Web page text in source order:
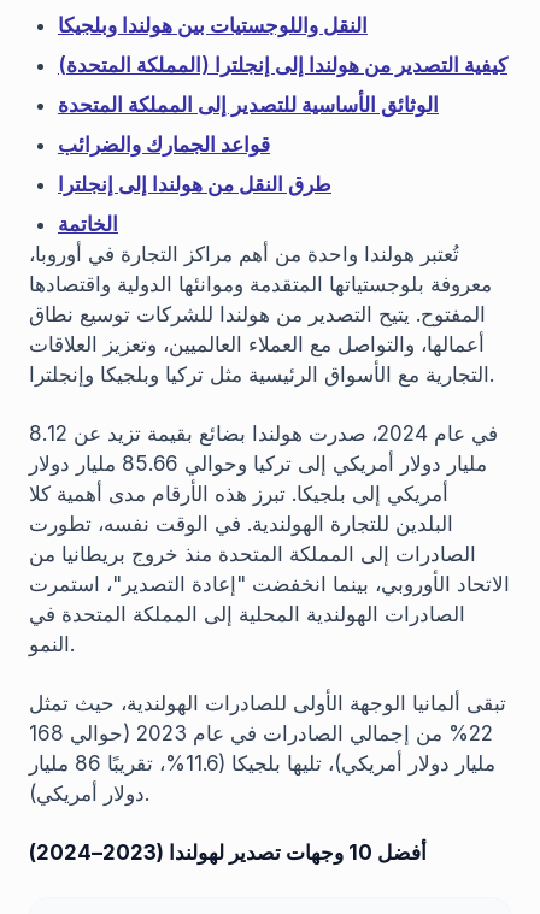
النقل واللوجستيات بين هولندا وبلجيكا
كيفية التصدير من هولندا إلى إنجلترا (المملكة المتحدة)
الوثائق الأساسية للتصدير إلى المملكة المتحدة
قواعد الجمارك والضرائب
طرق النقل من هولندا إلى إنجلترا
الخاتمة
تُعتبر هولندا واحدة من أهم مراكز التجارة في أوروبا،
معروفة بلوجستياتها المتقدمة وموانئها الدولية واقتصادها
المفتوح. يتيح التصدير من هولندا للشركات توسيع نطاق
أعمالها، والتواصل مع العملاء العالميين، وتعزيز العلاقات
التجارية مع الأسواق الرئيسية مثل تركيا وبلجيكا وإنجلترا.
في عام 2024، صدرت هولندا بضائع بقيمة تزيد عن 8.12
مليار دولار أمريكي إلى تركيا وحوالي 85.66 مليار دولار
أمريكي إلى بلجيكا. تبرز هذه الأرقام مدى أهمية كلا
البلدين للتجارة الهولندية. في الوقت نفسه، تطورت
الصادرات إلى المملكة المتحدة منذ خروج بريطانيا من
الاتحاد الأوروبي، بينما انخفضت "إعادة التصدير"، استمرت
الصادرات الهولندية المحلية إلى المملكة المتحدة في
النمو.
تبقى ألمانيا الوجهة الأولى للصادرات الهولندية، حيث تمثل
22% من إجمالي الصادرات في عام 2023 (حوالي 168
مليار دولار أمريكي)، تليها بلجيكا (11.6%، تقريبًا 86 مليار
دولار أمريكي).
أفضل 10 وجهات تصدير لهولندا (2023–2024)